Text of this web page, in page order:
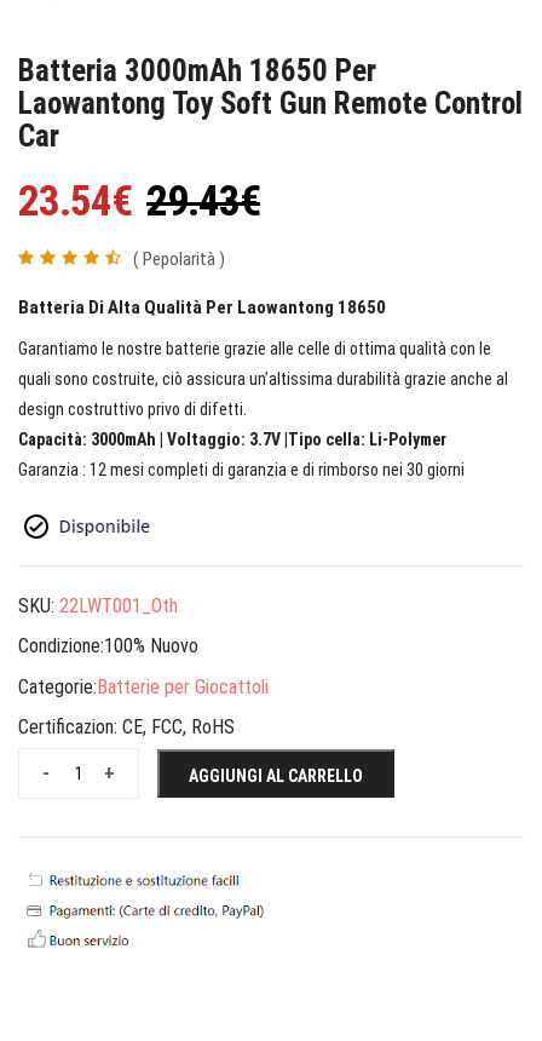
Batteria 3000mAh 18650 Per
Laowantong Toy Soft Gun Remote Control
Car
23.54€ 29.43€
( Pepolarità )
Batteria Di Alta Qualità Per Laowantong 18650
Garantiamo le nostre batterie grazie alle celle di ottima qualità con le
quali sono costruite, ciò assicura un’altissima durabilità grazie anche al
design costruttivo privo di difetti.
Capacità: 3000mAh | Voltaggio: 3.7V |Tipo cella: Li-Polymer
Garanzia : 12 mesi completi di garanzia e di rimborso nei 30 giorni
SKU: 22LWT001_Oth
Condizione:100% Nuovo
Categorie:Batterie per Giocattoli
Certificazion: CE, FCC, RoHS
+
- AGGIUNGI AL CARRELLO